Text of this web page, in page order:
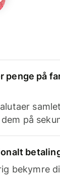
penge på
på
bekymre